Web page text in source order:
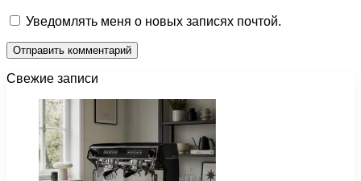
Уведомлять меня о новых записях почтой.
Свежие записи